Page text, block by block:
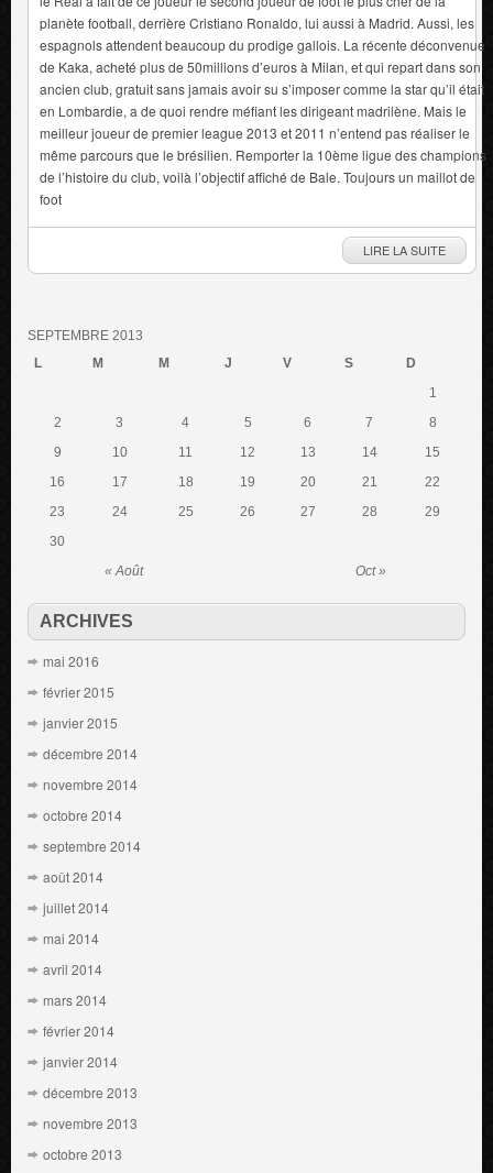
planète football, derrière Cristiano Ronaldo, lui aussi à Madrid. Aussi, les
espagnols attendent beaucoup du prodige gallois. La récente déconvenue
de Kaka, acheté plus de 50millions d’euros à Milan, et qui repart dans son
ancien club, gratuit sans jamais avoir su s’imposer comme la star qu’il était
en Lombardie, a de quoi rendre méfiant les dirigeant madrilène. Mais le
meilleur joueur de premier league 2013 et 2011 n’entend pas réaliser le
même parcours que le brésilien. Remporter la 10ème ligue des champions
de l’histoire du club, voilà l’objectif affiché de Bale. Toujours un maillot de
foot
LIRE LA SUITE
SEPTEMBRE 2013
L
M M J V S D
« Août Oct »
1
2
3 4 5 6 7
8
9
10 11 12 13 14
15
16
17 18 19 20 21
22
23
24 25 26 27 28
29
30
ARCHIVES
mai 2016
février 2015
janvier 2015
décembre 2014
novembre 2014
octobre 2014
septembre 2014
août 2014
juillet 2014
mai 2014
avril 2014
mars 2014
février 2014
janvier 2014
décembre 2013
novembre 2013
octobre 2013